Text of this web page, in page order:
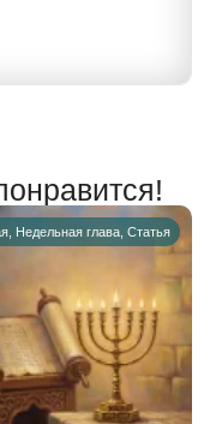
Недельная глава Статья